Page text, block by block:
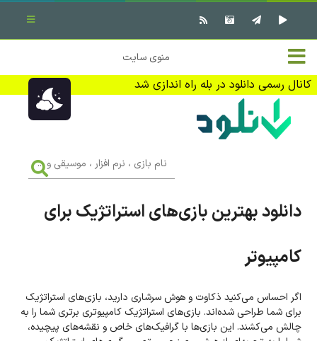
خانه
تماس با ما
تبلیغات
منوی سایت
کانال رسمی دانلود در بله راه اندازی شد
✖ بستن منو
نرم افزار کامپیوتر
بازی کامپیوتر
کتاب
وبلاگ
جهت دریافت آخرین اخبار و اطلاعات ما را در کانال رسمی دانلود در
بله دنبال کنید (ورود)
بازی
،
،
موسیقی
دانلود بهترین بازی‌های استراتژیک برای
کامپیوتر
اگر احساس می‌کنید ذکاوت و هوش سرشاری دارید، بازی‌های استراتژیک
برای شما طراحی شده‌اند. بازی‌های استراتژیک کامپیوتری برتری شما را به
چالش می‌کشند. این بازی‌ها با گرافیک‌های خاص و نقشه‌های پیچیده،